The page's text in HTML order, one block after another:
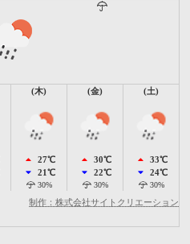
(木)
27℃
21℃
30%
(金)
30℃
22℃
30%
(土)
33℃
24℃
30%
制作：株式会社サイトクリエーション